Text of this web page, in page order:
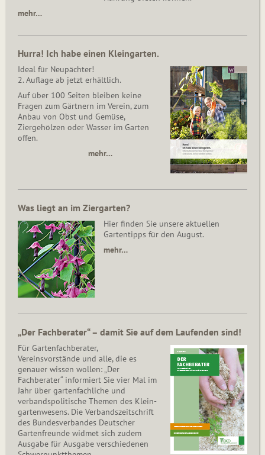
mehr…
Hurra! Ich habe einen Kleingarten.
Ideal für Neupächter!
2. Auflage ab jetzt erhältlich.
Auf über 100 Seiten bleiben keine
Fragen zum Gärtnern im Verein, zum
Anbau von Obst und Gemüse,
Ziergehölzen oder Wasser im Garten
offen.
mehr…
Was liegt an im Ziergarten?
Hier finden Sie unsere aktuellen
Gartentipps für den August.
mehr…
„Der Fachberater“ – damit Sie auf dem Laufenden sind!
Für Gartenfachberater,
Vereinsvorstände und alle, die es
genauer wissen wollen: „Der
Fachberater“ informiert Sie vier Mal im
Jahr über gartenfachliche und
verbandspolitische Themen des Klein­
gar­ten­wesens. Die Ver­bands­zeit­schrift
des Bun­des­ver­ban­des Deutscher
Gartenfreunde widmet sich zudem
Ausgabe für Ausgabe verschiedenen